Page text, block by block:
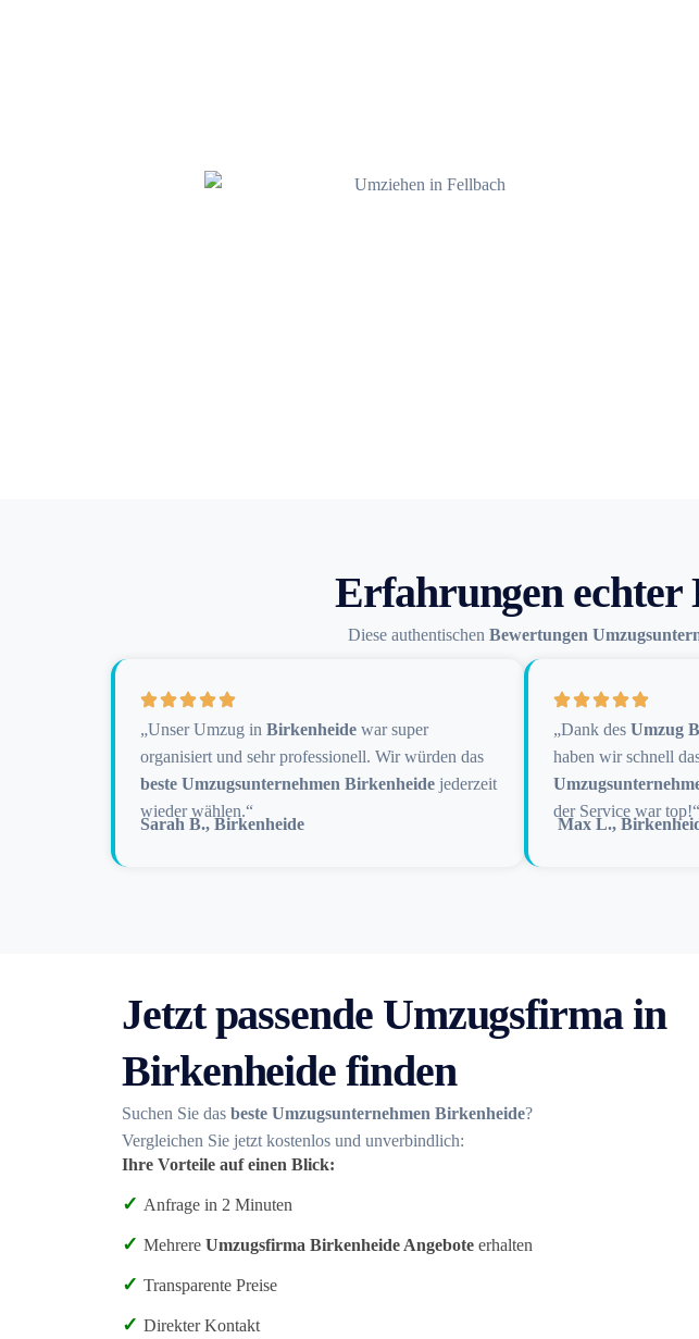
Erfahrungen echter
Diese authentischen Bewertungen
„Unser Umzug in Birkenheide war super
organisiert und sehr professionell. Wir würden das
beste Umzugsunternehmen Birkenheide jederzeit
wieder wählen.“
Sarah B., Birkenheide
„Dank des Umzug
haben wir schnell
der Service war top!“
Max L.,
Jetzt passende Umzugsfirma in
Birkenheide finden
Suchen Sie das beste Umzugsunternehmen Birkenheide?
Vergleichen Sie jetzt kostenlos und unverbindlich:
Ihre Vorteile auf einen Blick:
✓ Anfrage in 2 Minuten
✓ Mehrere Umzugsfirma Birkenheide Angebote erhalten
✓ Transparente Preise
✓ Direkter Kontakt